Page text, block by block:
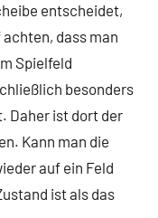
entscheidet,
dass man
Spielfeld
besonders
Daher ist dort der
Kann man die
auf ein Feld
ist als das